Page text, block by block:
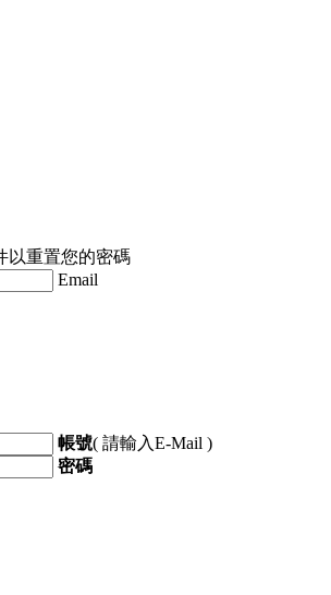
以重置您的密碼
Email
帳號( 請輸入E-Mail )
密碼